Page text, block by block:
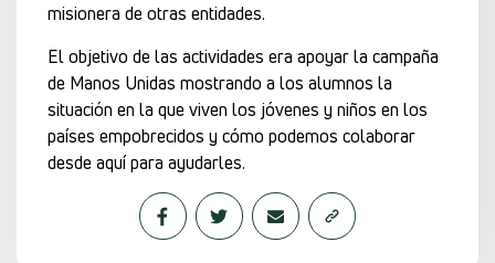
misionera de otras entidades.
El objetivo de las actividades era apoyar la campaña
de Manos Unidas mostrando a los alumnos la
situación en la que viven los jóvenes y niños en los
países empobrecidos y cómo podemos colaborar
desde aquí para ayudarles.